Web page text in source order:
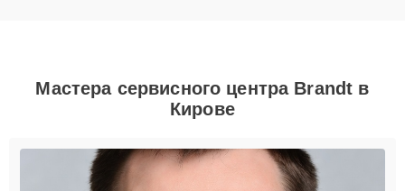
Мастера сервисного центра Brandt в
Кирове